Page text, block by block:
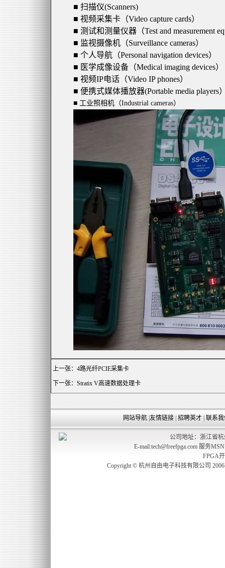
■ 扫描仪(Scanners)
■ 视频采集卡（Video capture cards）
■ 测试和测量仪器（Test and measurement
■ 监视摄像机（Surveillance cameras）
■ 个人导航（Personal navigation devices）
■ 医学成像设备（Medical imaging devices）
■ 视频IP电话（Video IP phones）
■ 便携式媒体播放器(Portable media players
■ 工业照相机（Industrial cameras）
上一张： 4路光纤PCIE采集卡
下一张： Stratix V高速数据处理卡
网站导航 友情链接 招聘英才 联系
公司地址：浙江省
E-mail:tech@freefpga.com 服务
FPGA
Copyright © 杭州自由电子科技有限公司 2006